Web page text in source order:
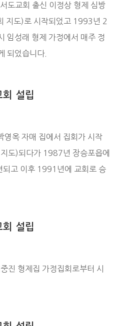
도교회 출신 이정상 형제 심방
지도)로 시작되었고 1993년 2
임성래 형제 가정에서 매주 정
되었습니다.
회 설립
옥 자매 집에서 집회가 시작
도)되다가 1987년 장승포읍에
되고 이후 1991년에 교회로 승
회 설립
진 형제집 가정집회로부터 시